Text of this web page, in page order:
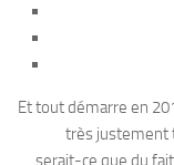
Et tout démarre en
très justement
serait-ce que du